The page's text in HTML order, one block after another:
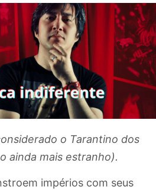
o Tarantino dos
ainda mais estranho).
impérios com seus